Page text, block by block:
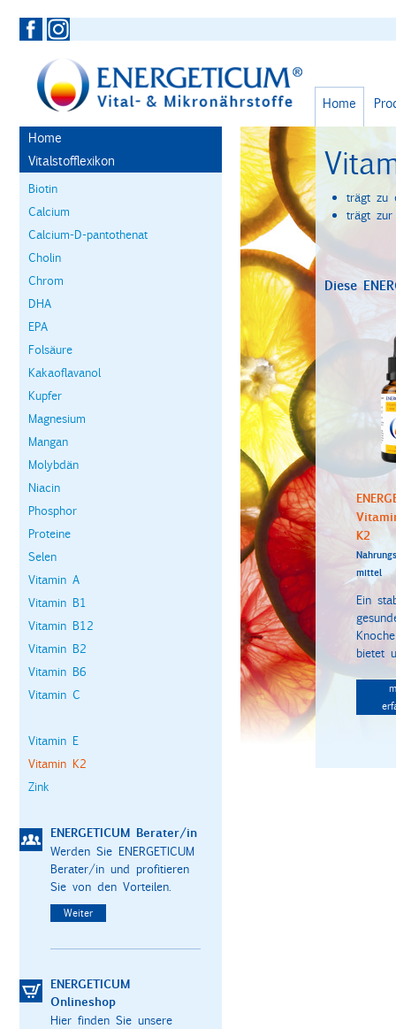
Home
Home
Vitalstofflexikon
Biotin
Calcium
Calcium-D-pantothenat
Cholin
Chrom
DHA
EPA
Folsäure
Kakaoflavanol
Kupfer
Magnesium
Mangan
Molybdän
Niacin
Phosphor
Proteine
Selen
Vitamin A
Vitamin B1
Vitamin B12
Vitamin B2
Vitamin B6
Vitamin C
Vitamin E
Vitamin K2
Zink
ENERGETICUM Berater/in
Werden Sie ENERGETICUM
Berater/in und profitieren
Sie von den Vorteilen.
Weiter
ENERGETICUM
Onlineshop
Hier finden Sie unsere
trägt zu
trägt zur
Diese
K2
mittel
Ein
bietet